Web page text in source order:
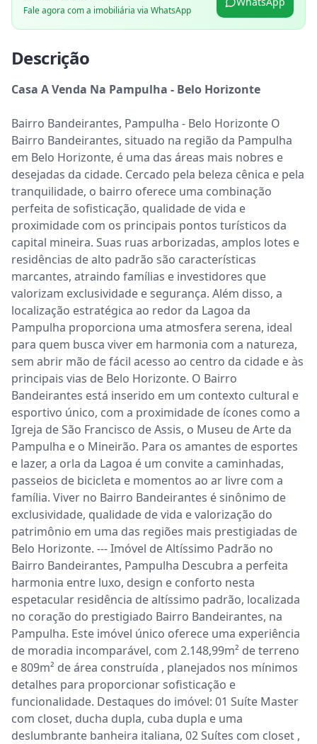
Fale agora com a imobiliária via WhatsApp
Descrição
Casa A Venda Na Pampulha - Belo Horizonte
Bairro Bandeirantes, Pampulha - Belo Horizonte O
Bairro Bandeirantes, situado na região da Pampulha
em Belo Horizonte, é uma das áreas mais nobres e
desejadas da cidade. Cercado pela beleza cênica e pela
tranquilidade, o bairro oferece uma combinação
perfeita de sofisticação, qualidade de vida e
proximidade com os principais pontos turísticos da
capital mineira. Suas ruas arborizadas, amplos lotes e
residências de alto padrão são características
marcantes, atraindo famílias e investidores que
valorizam exclusividade e segurança. Além disso, a
localização estratégica ao redor da Lagoa da
Pampulha proporciona uma atmosfera serena, ideal
para quem busca viver em harmonia com a natureza,
sem abrir mão de fácil acesso ao centro da cidade e às
principais vias de Belo Horizonte. O Bairro
Bandeirantes está inserido em um contexto cultural e
esportivo único, com a proximidade de ícones como a
Igreja de São Francisco de Assis, o Museu de Arte da
Pampulha e o Mineirão. Para os amantes de esportes
e lazer, a orla da Lagoa é um convite a caminhadas,
passeios de bicicleta e momentos ao ar livre com a
família. Viver no Bairro Bandeirantes é sinônimo de
exclusividade, qualidade de vida e valorização do
patrimônio em uma das regiões mais prestigiadas de
Belo Horizonte. --- Imóvel de Altíssimo Padrão no
Bairro Bandeirantes, Pampulha Descubra a perfeita
harmonia entre luxo, design e conforto nesta
espetacular residência de altíssimo padrão, localizada
no coração do prestigiado Bairro Bandeirantes, na
Pampulha. Este imóvel único oferece uma experiência
de moradia incomparável, com 2.148,99m² de terreno
e 809m² de área construída , planejados nos mínimos
detalhes para proporcionar sofisticação e
funcionalidade. Destaques do imóvel: 01 Suíte Master
com closet, ducha dupla, cuba dupla e uma
deslumbrante banheira italiana, 02 Suítes com closet ,